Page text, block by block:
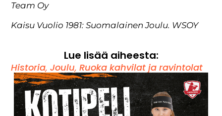
Team Oy
Kaisu Vuolio 1981: Suomalainen Joulu. WSOY
Lue lisää aiheesta:
Historia,Joulu,Ruoka kahvilat ja ravintolat